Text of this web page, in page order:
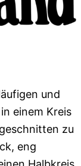
und
einem Kreis
zu
eng